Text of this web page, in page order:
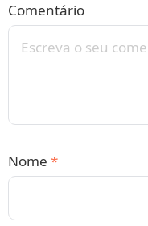
Comentário
Nome *